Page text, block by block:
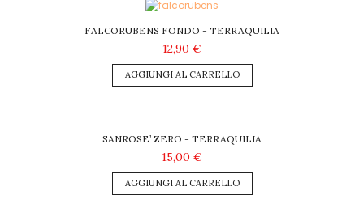
FALCORUBENS FONDO - TERRAQUILIA
12,90 €
AGGIUNGI AL CARRELLO
SANROSE’ ZERO - TERRAQUILIA
15,00 €
AGGIUNGI AL CARRELLO